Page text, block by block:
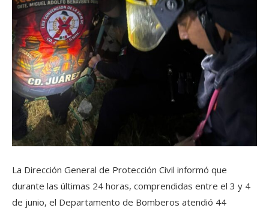
La Dirección General de Protección Civil informó que
durante las últimas 24 horas, comprendidas entre el 3 y 4
de junio, el Departamento de Bomberos atendió 44